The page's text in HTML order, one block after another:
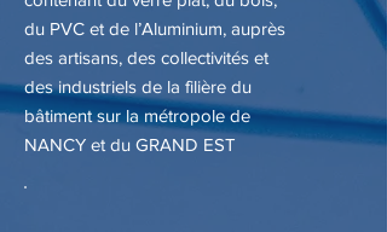
du PVC et de l’Aluminium, auprès
des artisans, des collectivités et
des industriels de la filière du
bâtiment sur la métropole de
NANCY et du GRAND EST